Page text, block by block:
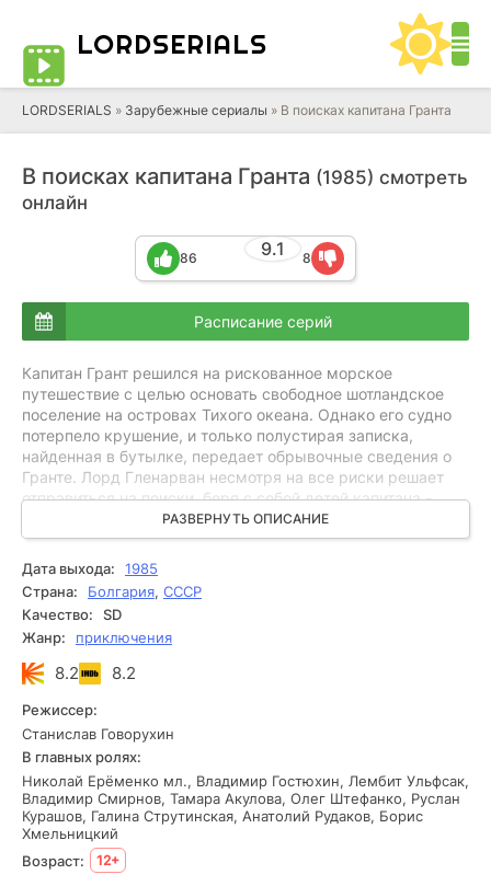
LORDSERIALS
LORDSERIALS » Зарубежные сериалы » В поисках капитана Гранта
В поисках капитана Гранта (1985) смотреть
онлайн
9.1
86 8
Расписание серий
Капитан Грант решился на рискованное морское
путешествие с целью основать свободное шотландское
поселение на островах Тихого океана. Однако его судно
потерпело крушение, и только полустирая записка,
найденная в бутылке, передает обрывочные сведения о
Гранте. Лорд Гленарван несмотря на все риски решает
отправиться на поиски, беря с собой детей капитана -
Мэри и Роберта. Путь отважных путешественников лежит
через острова Атлантики, горы и пампасы Новой
Зеландии и Австралии, протяженные просторы Тихого
океана, где их ожидают разнообразные приключения.
РАЗВЕРНУТЬ ОПИСАНИЕ
Дата выхода:
1985
Страна:
Болгария, СССР
Качество:
SD
Жанр:
приключения
8.2 8.2
Режиссер:
Станислав Говорухин
В главных ролях:
Николай Ерёменко мл., Владимир Гостюхин, Лембит Ульфсак,
Владимир Смирнов, Тамара Акулова, Олег Штефанко, Руслан
Курашов, Галина Струтинская, Анатолий Рудаков, Борис
Хмельницкий
Возраст:
12+